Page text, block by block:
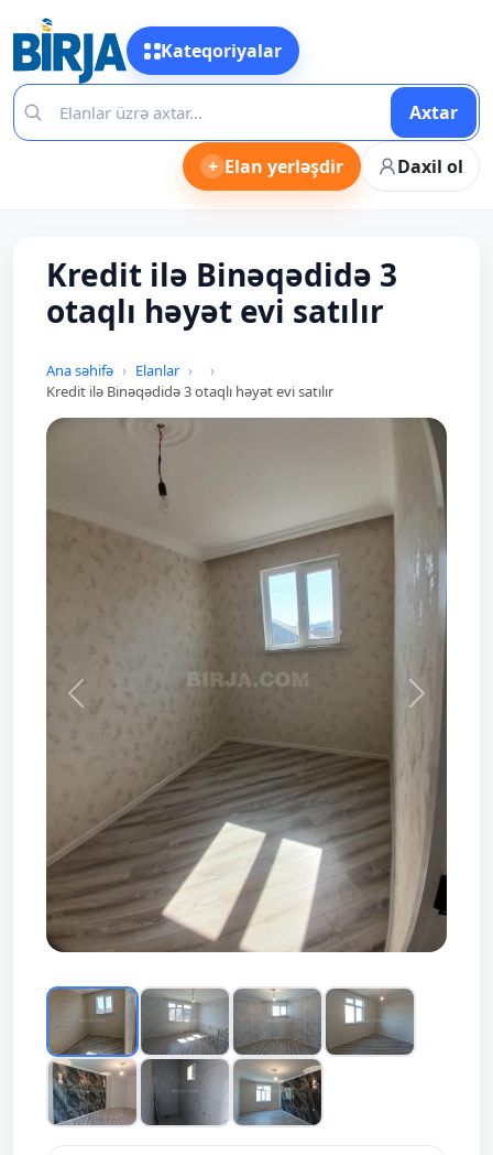
Kateqoriyalar
Axtar
+ Elan yerləşdir Daxil ol
Kredit ilə Binəqədidə 3
otaqlı həyət evi satılır
Ana səhifə
Elanlar
Kredit ilə Binəqədidə 3 otaqlı həyət evi satılır
Prev Next